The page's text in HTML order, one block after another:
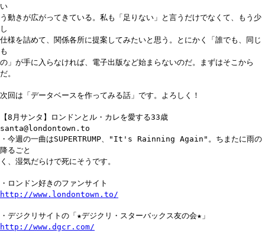
い
う動きが広がってきている。私も「足りない」と言うだけでなくて、もう少
し
仕様を詰めて、関係各所に提案してみたいと思う。とにかく「誰でも、同じ
も
の」が手に入らなければ、電子出版など始まらないのだ。まずはそこから
だ。
次回は「データベースを作ってみる話」です。よろしく！
【8月サンタ】ロンドンとル・カレを愛する33歳
santa@londontown.to
・今週の一曲はSUPERTRUMP、"It's Rainning Again"。ちまたに雨の
降るごと
く、湿気だらけで死にそうです。
・ロンドン好きのファンサイト
http://www.londontown.to/
・デジクリサイトの「★デジクリ・スターバックス友の会★」
http://www.dgcr.com/